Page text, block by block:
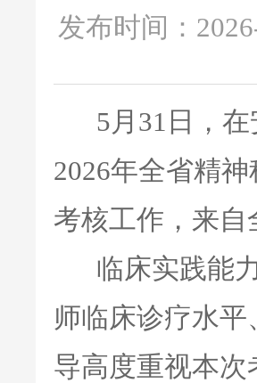
发布时间：
5月31日，在
2026年全省精
考核工作，来
临床实践能力
师临床诊疗水
导高度重视本